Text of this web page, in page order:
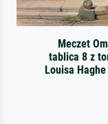
Meczet
tablica 8 z
Louisa